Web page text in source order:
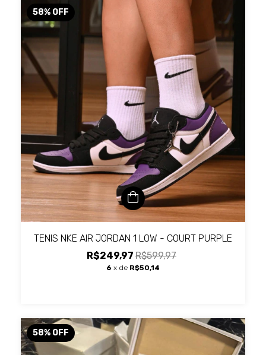
58% OFF
TENIS NKE AIR JORDAN 1 LOW - COURT PURPLE
R$249,97 R$599,97
6 x de R$50,14
58% OFF